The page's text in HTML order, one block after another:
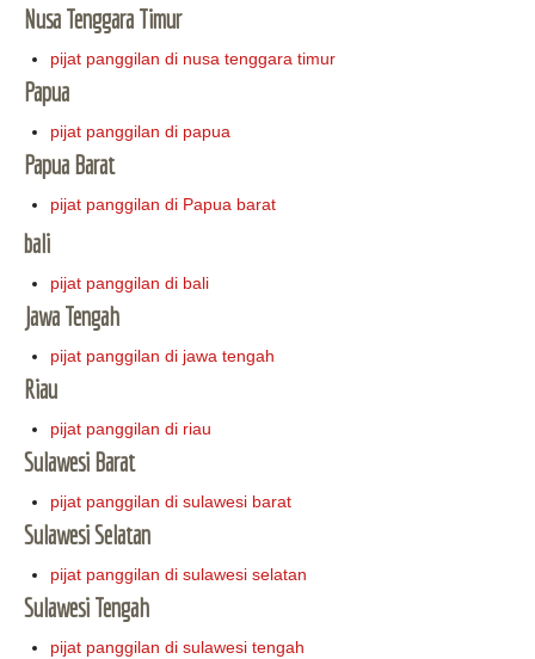
Nusa Tenggara Timur
pijat panggilan di nusa tenggara timur
Papua
pijat panggilan di papua
Papua Barat
pijat panggilan di Papua barat
bali
pijat panggilan di bali
Jawa Tengah
pijat panggilan di jawa tengah
Riau
pijat panggilan di riau
Sulawesi Barat
pijat panggilan di sulawesi barat
Sulawesi Selatan
pijat panggilan di sulawesi selatan
Sulawesi Tengah
pijat panggilan di sulawesi tengah